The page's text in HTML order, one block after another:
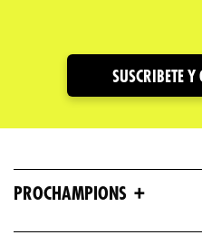
SUSCRIBETE
PROCHAMPIONS +